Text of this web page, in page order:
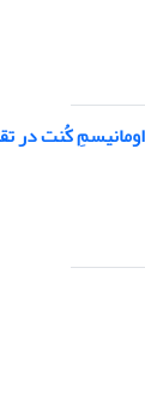
کُنت در